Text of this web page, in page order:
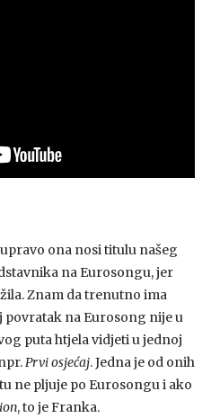
ona nosi titulu našeg
na Eurosongu, jer
Znam da trenutno ima
na Eurosong nije u
puta htjela vidjeti u jednoj
Prvi osjećaj. Jedna je od onih
ne pljuje po Eurosongu i ako
, to je Franka.